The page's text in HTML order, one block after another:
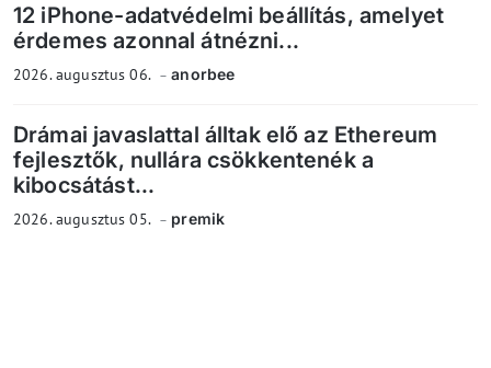
12 iPhone-adatvédelmi beállítás, amelyet
érdemes azonnal átnézni...
2026. augusztus 06. anorbee
Drámai javaslattal álltak elő az Ethereum
fejlesztők, nullára csökkentenék a
kibocsátást...
2026. augusztus 05. premik